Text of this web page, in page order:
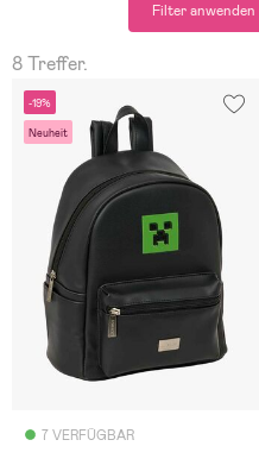
Filter anwenden
8 Treffer.
-19%
Neuheit
7 VERFÜGBAR